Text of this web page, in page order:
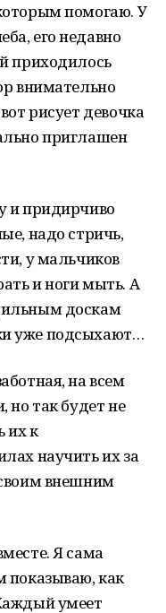
помогаю. У
его недавно
приходилось
внимательно
рисует девочка
приглашен
и придирчиво
надо стричь,
у мальчиков
и ноги мыть. А
доскам
уже подсыхают…
на всем
но так будет не
их к
научить их за
внешним
Я сама
показываю, как
умеет